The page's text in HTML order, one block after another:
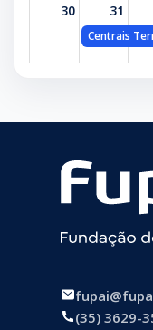
30 31
Centrais
(35) 3629-